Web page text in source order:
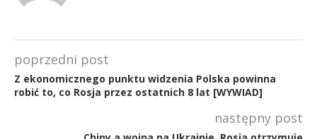
poprzedni post
Z ekonomicznego punktu widzenia Polska powinna
robić to, co Rosja przez ostatnich 8 lat [WYWIAD]
następny post